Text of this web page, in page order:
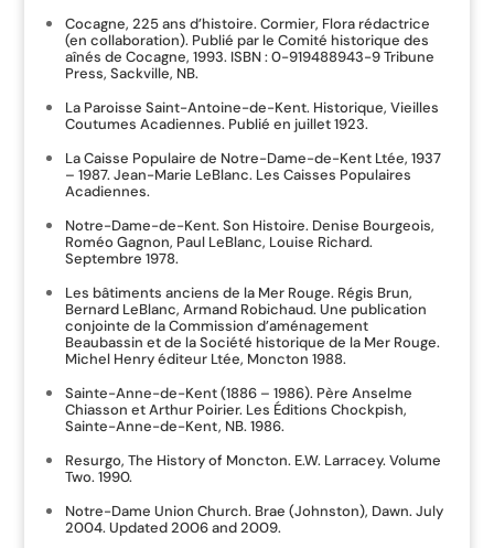
Cocagne, 225 ans d’histoire. Cormier, Flora rédactrice
(en collaboration). Publié par le Comité historique des
aînés de Cocagne, 1993. ISBN : 0-919488943-9 Tribune
Press, Sackville, NB.
La Paroisse Saint-Antoine-de-Kent. Historique, Vieilles
Coutumes Acadiennes. Publié en juillet 1923.
La Caisse Populaire de Notre-Dame-de-Kent Ltée, 1937
– 1987. Jean-Marie LeBlanc. Les Caisses Populaires
Acadiennes.
Notre-Dame-de-Kent. Son Histoire. Denise Bourgeois,
Roméo Gagnon, Paul LeBlanc, Louise Richard.
Septembre 1978.
Les bâtiments anciens de la Mer Rouge. Régis Brun,
Bernard LeBlanc, Armand Robichaud. Une publication
conjointe de la Commission d’aménagement
Beaubassin et de la Société historique de la Mer Rouge.
Michel Henry éditeur Ltée, Moncton 1988.
Sainte-Anne-de-Kent (1886 – 1986). Père Anselme
Chiasson et Arthur Poirier. Les Éditions Chockpish,
Sainte-Anne-de-Kent, NB. 1986.
Resurgo, The History of Moncton. E.W. Larracey. Volume
Two. 1990.
Notre-Dame Union Church. Brae (Johnston), Dawn. July
2004. Updated 2006 and 2009.